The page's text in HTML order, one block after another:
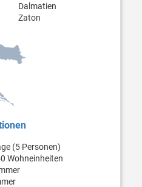
Dalmatien
Zaton
(5 Personen)
Wohneinheiten